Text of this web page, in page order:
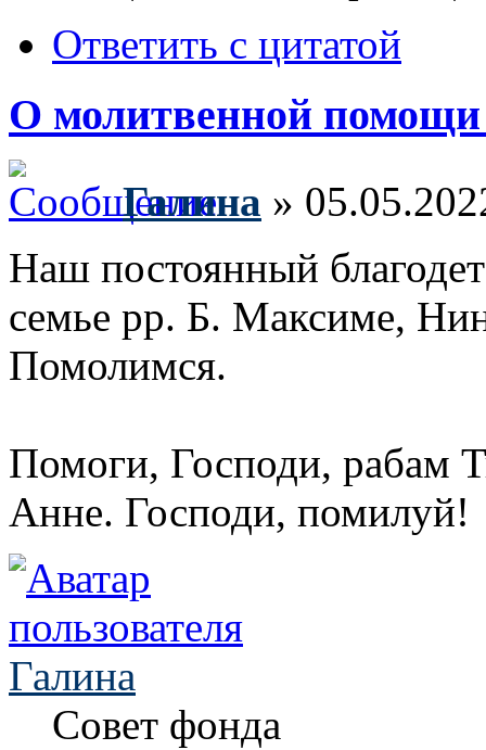
Ответить с цитатой
О молитвенной помощи
Галина »
Наш постоянный
семье рр. Б. Максиме,
Помолимся.
Помоги, Господи, рабам
Анне. Господи, помилуй!
Галина
Совет фонда